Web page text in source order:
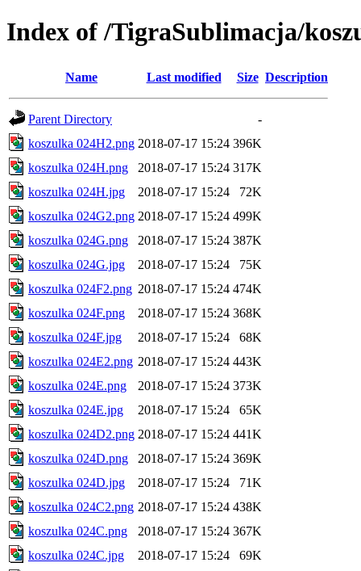
Index of /TigraSublimacja/
Name Last modified Size Description
Parent Directory
-
koszulka 024H2.png 2018-07-17 15:24 396K
koszulka 024H.png
2018-07-17 15:24 317K
koszulka 024H.jpg
2018-07-17 15:24
72K
koszulka 024G2.png 2018-07-17 15:24 499K
koszulka 024G.png
2018-07-17 15:24 387K
koszulka 024G.jpg
2018-07-17 15:24
75K
koszulka 024F2.png 2018-07-17 15:24 474K
koszulka 024F.png
2018-07-17 15:24 368K
koszulka 024F.jpg
2018-07-17 15:24
68K
koszulka 024E2.png 2018-07-17 15:24 443K
koszulka 024E.png
2018-07-17 15:24 373K
koszulka 024E.jpg
2018-07-17 15:24
65K
koszulka 024D2.png 2018-07-17 15:24 441K
koszulka 024D.png
2018-07-17 15:24 369K
koszulka 024D.jpg
2018-07-17 15:24
71K
koszulka 024C2.png 2018-07-17 15:24 438K
koszulka 024C.png
2018-07-17 15:24 367K
koszulka 024C.jpg
2018-07-17 15:24
69K